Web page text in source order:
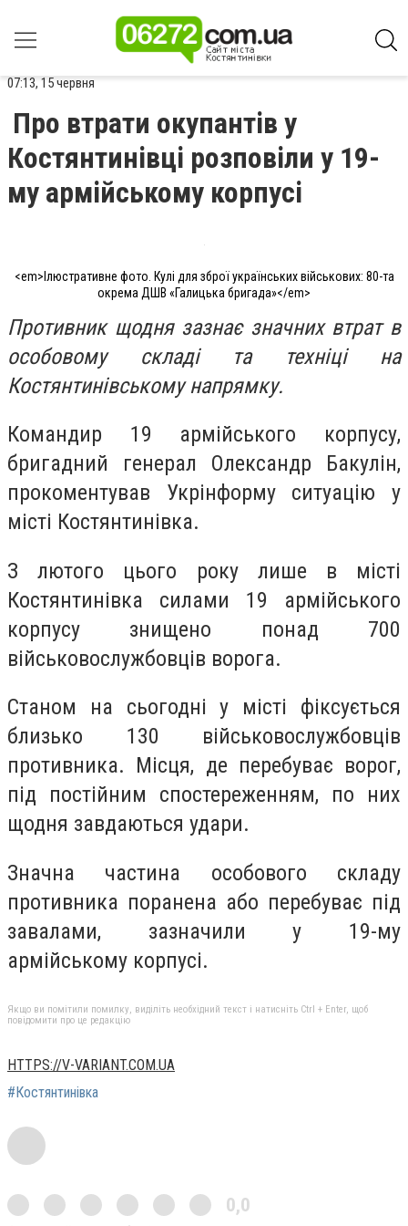
07:13, 15 червня
Про втрати окупантів у
Костянтинівці розповіли у 19-
му армійському корпусі
<em>Ілюстративне фото. Кулі для зброї українських військових: 80-та
окрема ДШВ «Галицька бригада»</em>
Противник щодня зазнає значних втрат в
особовому складі та техніці на
Костянтинівському напрямку.
Командир 19 армійського корпусу,
бригадний генерал Олександр Бакулін,
прокоментував Укрінформу ситуацію у
місті Костянтинівка.
З лютого цього року лише в місті
Костянтинівка силами 19 армійського
корпусу знищено понад 700
військовослужбовців ворога.
Станом на сьогодні у місті фіксується
близько 130 військовослужбовців
противника. Місця, де перебуває ворог,
під постійним спостереженням, по них
щодня завдаються удари.
Значна частина особового складу
противника поранена або перебуває під
завалами, зазначили у 19-му
армійському корпусі.
Якщо ви помітили помилку, виділіть необхідний текст і натисніть Ctrl + Enter, щоб
повідомити про це редакцію
HTTPS://V-VARIANT.COM.UA
#Костянтинівка
0,0